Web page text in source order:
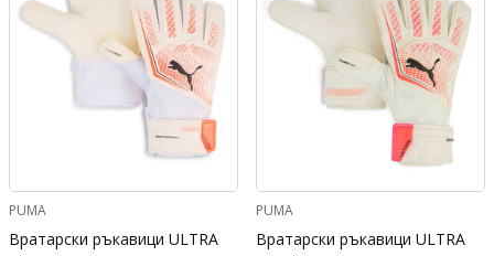
PUMA
Вратарски ръкавици ULTRA
PUMA
Вратарски ръкавици ULTRA